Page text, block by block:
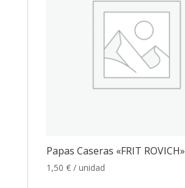
Papas Caseras «FRIT ROVICH»
1,50 € / unidad